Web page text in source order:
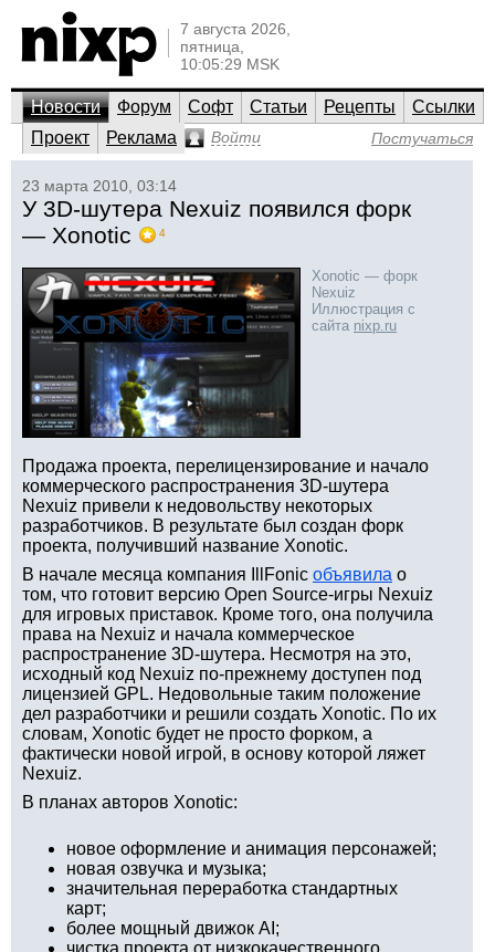
7 августа 2026,
пятница,
10:05:29 MSK
Новости Форум Софт Статьи Рецепты
Ссылки
Проект
Реклама Войти Постучаться
23 марта 2010, 03:14
У 3D-шутера Nexuiz появился форк
— Xonotic
4
Xonotic — форк
Nexuiz
Иллюстрация с
сайта nixp.ru
Продажа проекта, перелицензирование и начало
коммерческого распространения 3D-шутера
Nexuiz привели к недовольству некоторых
разработчиков. В результате был создан форк
проекта, получивший название Xonotic.
В начале месяца компания IllFonic объявила о
том, что готовит версию Open Source-игры Nexuiz
для игровых приставок. Кроме того, она получила
права на Nexuiz и начала коммерческое
распространение 3D-шутера. Несмотря на это,
исходный код Nexuiz по-прежнему доступен под
лицензией GPL. Недовольные таким положение
дел разработчики и решили создать Xonotic. По их
словам, Xonotic будет не просто форком, а
фактически новой игрой, в основу которой ляжет
Nexuiz.
В планах авторов Xonotic:
новое оформление и анимация персонажей;
новая озвучка и музыка;
значительная переработка стандартных
карт;
более мощный движок AI;
чистка проекта от низкокачественного